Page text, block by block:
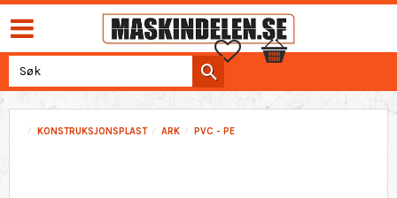
Favoritter
Handlekurv
KONSTRUKSJONSPLAST ARK PVC - PE